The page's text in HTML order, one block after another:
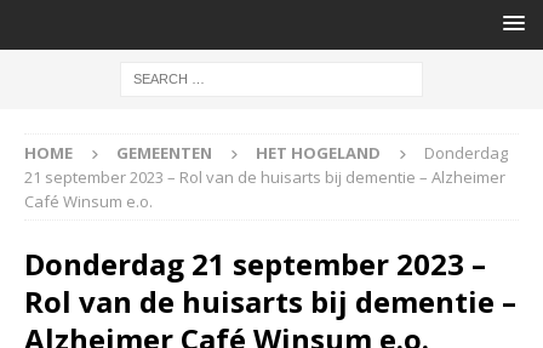
HOME GEMEENTEN HET HOGELAND
Donderdag
21 september 2023 – Rol van de huisarts bij dementie – Alzheimer
Café Winsum e.o.
Donderdag 21 september 2023 –
Rol van de huisarts bij dementie –
Alzheimer Café Winsum e.o.